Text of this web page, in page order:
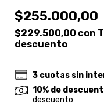
$255.000,00
$229.500,00 con
descuento
3 cuotas sin
10% de
descuento